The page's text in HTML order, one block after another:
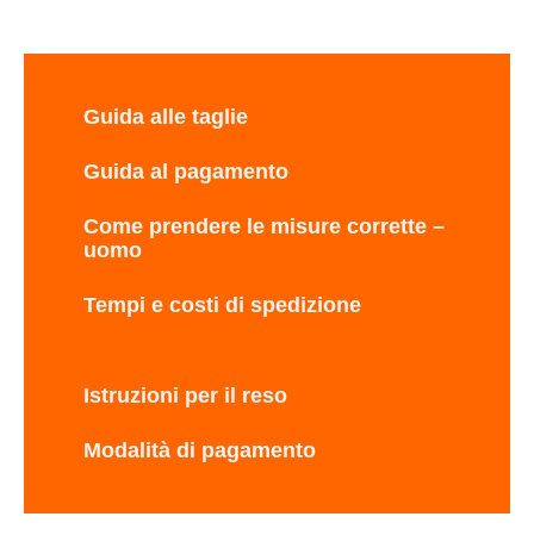
Guida alle taglie
Guida al pagamento
Come prendere le misure corrette –
uomo
Tempi e costi di spedizione
Istruzioni per il reso
Modalità di pagamento